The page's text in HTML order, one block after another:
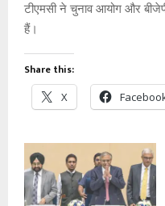
टीएमसी ने चुनाव आयोग और
हैं।
Share this:
X